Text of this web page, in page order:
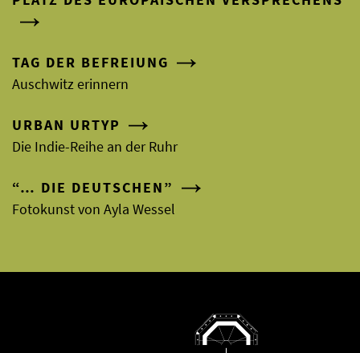
TAG DER BEFREIUNG
Auschwitz erinnern
URBAN URTYP
Die Indie-Reihe an der Ruhr
“… DIE DEUTSCHEN”
Fotokunst von Ayla Wessel